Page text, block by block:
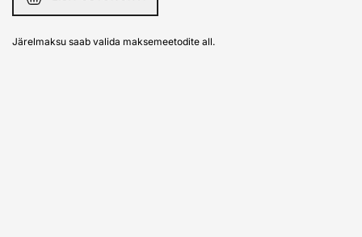
Järelmaksu saab valida maksemeetodite all.